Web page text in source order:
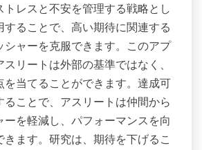
トレスと不安を管理する戦略とし
することで、高い期待に関連する
シャーを克服できます。このアプ
リートは外部の基準ではなく、
を当てることができます。達成可
ることで、アスリートは仲間から
ーを軽減し、パフォーマンスを向
ます。研究は、期待を下げるこ